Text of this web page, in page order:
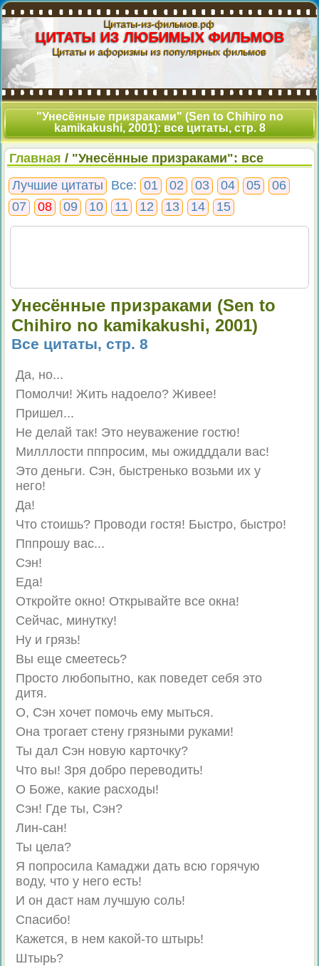
Цитаты-из-фильмов.рф
ЦИТАТЫ ИЗ ЛЮБИМЫХ ФИЛЬМОВ
Цитаты и афоризмы из популярных фильмов
"Унесённые призраками" (Sen to Chihiro no
kamikakushi, 2001): все цитаты, стр. 8
Главная / "Унесённые призраками": все
цитаты, стр. 8
Лучшие цитаты
Все: 01 02 03 04 05
06
07
08 09 10 11 12 13 14 15
Унесённые призраками (Sen to
Chihiro no kamikakushi, 2001)
Все цитаты, стр. 8
Да, но...
Помолчи! Жить надоело? Живее!
Пришел...
Не делай так! Это неуважение гостю!
Милллости пппросим, мы ожидддали вас!
Это деньги. Сэн, быстренько возьми их у
него!
Да!
Что стоишь? Проводи гостя! Быстро, быстро!
Пппрошу вас...
Сэн!
Еда!
Откройте окно! Открывайте все окна!
Сейчас, минутку!
Ну и грязь!
Вы еще смеетесь?
Просто любопытно, как поведет себя это
дитя.
О, Сэн хочет помочь ему мыться.
Она трогает стену грязными руками!
Ты дал Сэн новую карточку?
Что вы! Зря добро переводить!
О Боже, какие расходы!
Сэн! Где ты, Сэн?
Лин-сан!
Ты цела?
Я попросила Камаджи дать всю горячую
воду, что у него есть!
И он даст нам лучшую соль!
Спасибо!
Кажется, в нем какой-то штырь!
Штырь?